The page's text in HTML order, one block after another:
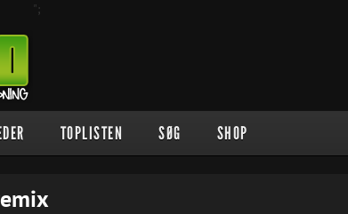
";
TOPLISTEN SØG SHOP